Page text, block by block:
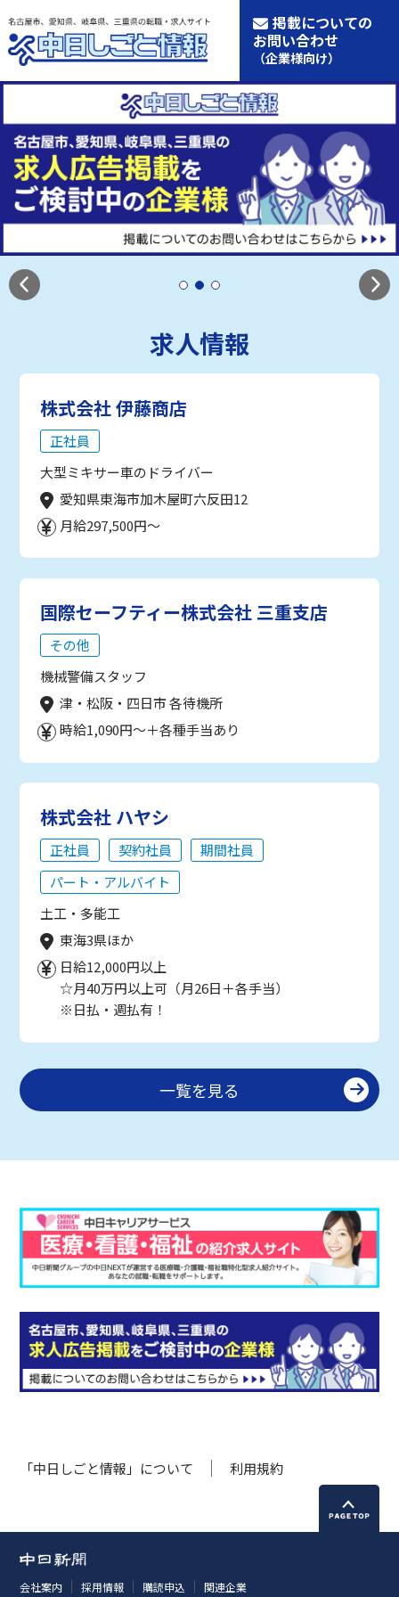
掲載についての
お問い合わせ
（企業様向け）
求人情報
株式会社 伊藤商店
正社員
大型ミキサー車のドライバー
愛知県東海市加木屋町六反田12
月給297,500円～
国際セーフティー株式会社 三重支店
その他
機械警備スタッフ
津・松阪・四日市 各待機所
時給1,090円～＋各種手当あり
株式会社 ハヤシ
正社員 契約社員
期間社員
パート・アルバイト
土工・多能工
東海3県ほか
日給12,000円以上
☆月40万円以上可（月26日＋各手当）
※日払・週払有！
一覧を見る
「中日しごと情報」について 利用規約
会社案内 採用情報 購読申込 関連企業